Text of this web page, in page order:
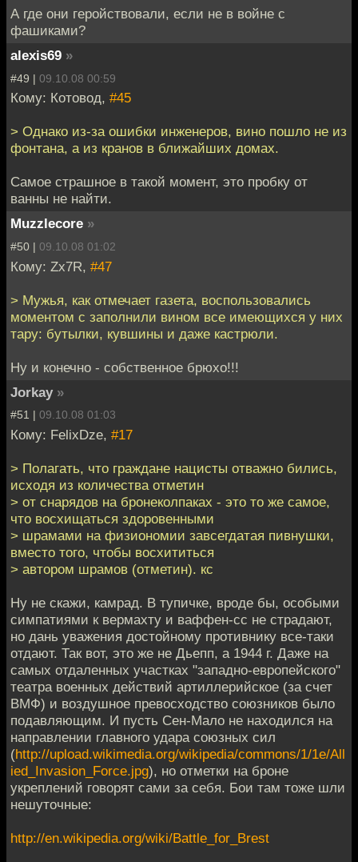
А где они геройствовали, если не в войне с
фашиками?
alexis69 »
#49 | 09.10.08 00:59
Кому: Котовод, #45
> Однако из-за ошибки инженеров, вино пошло не из
фонтана, а из кранов в ближайших домах.
Самое страшное в такой момент, это пробку от
ванны не найти.
Muzzlecore »
#50 | 09.10.08 01:02
Кому: Zx7R, #47
> Мужья, как отмечает газета, воспользовались
моментом с заполнили вином все имеющихся у них
тару: бутылки, кувшины и даже кастрюли.
Ну и конечно - собственное брюхо!!!
Jorkay »
#51 | 09.10.08 01:03
Кому: FelixDze, #17
> Полагать, что граждане нацисты отважно бились,
исходя из количества отметин
> от снарядов на бронеколпаках - это то же самое,
что восхищаться здоровенными
> шрамами на физиономии завсегдатая пивнушки,
вместо того, чтобы восхититься
> автором шрамов (отметин). кс
Ну не скажи, камрад. В тупичке, вроде бы, особыми
симпатиями к вермахту и ваффен-сс не страдают,
но дань уважения достойному противнику все-таки
отдают. Так вот, это же не Дьепп, а 1944 г. Даже на
самых отдаленных участках "западно-европейского"
театра военных действий артиллерийское (за счет
ВМФ) и воздушное превосходство союзников было
подавляющим. И пусть Сен-Мало не находился на
направлении главного удара союзных сил
(http://upload.wikimedia.org/wikipedia/commons/1/1e/All
ied_Invasion_Force.jpg), но отметки на броне
укреплений говорят сами за себя. Бои там тоже шли
нешуточные:
http://en.wikipedia.org/wiki/Battle_for_Brest